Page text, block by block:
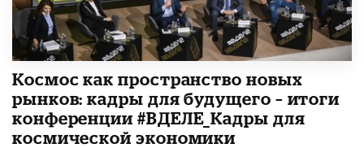
Космос как пространство новых
рынков: кадры для будущего – итоги
конференции #ВДЕЛЕ_Кадры для
космической экономики